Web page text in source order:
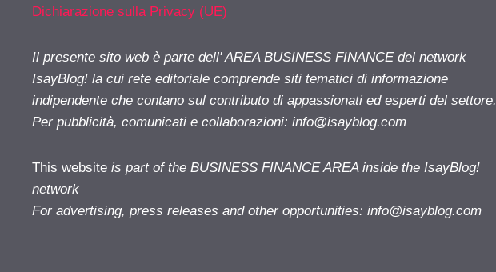
Dichiarazione sulla Privacy (UE)
Il presente sito web è parte dell' AREA BUSINESS FINANCE del network
IsayBlog! la cui rete editoriale comprende siti tematici di informazione
indipendente che contano sul contributo di appassionati ed esperti del settore.
Per pubblicità, comunicati e collaborazioni: info@isayblog.com
This website is part of the BUSINESS FINANCE AREA inside the IsayBlog!
network
For advertising, press releases and other opportunities: info@isayblog.com